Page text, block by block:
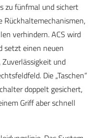
zu fünfmal und sichert
verhindern. ACS wird
setzt einen neuen
und
Die „Taschen“
doppelt gesichert,
Griff aber schnell